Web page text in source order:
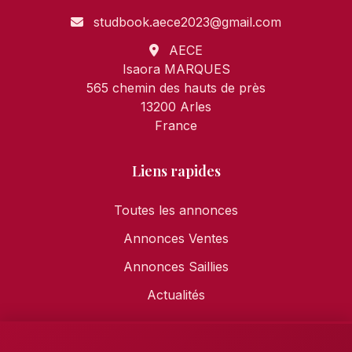
studbook.aece2023@gmail.com
AECE
Isaora MARQUES
565 chemin des hauts de près
13200 Arles
France
Liens rapides
Toutes les annonces
Annonces Ventes
Annonces Saillies
Actualités